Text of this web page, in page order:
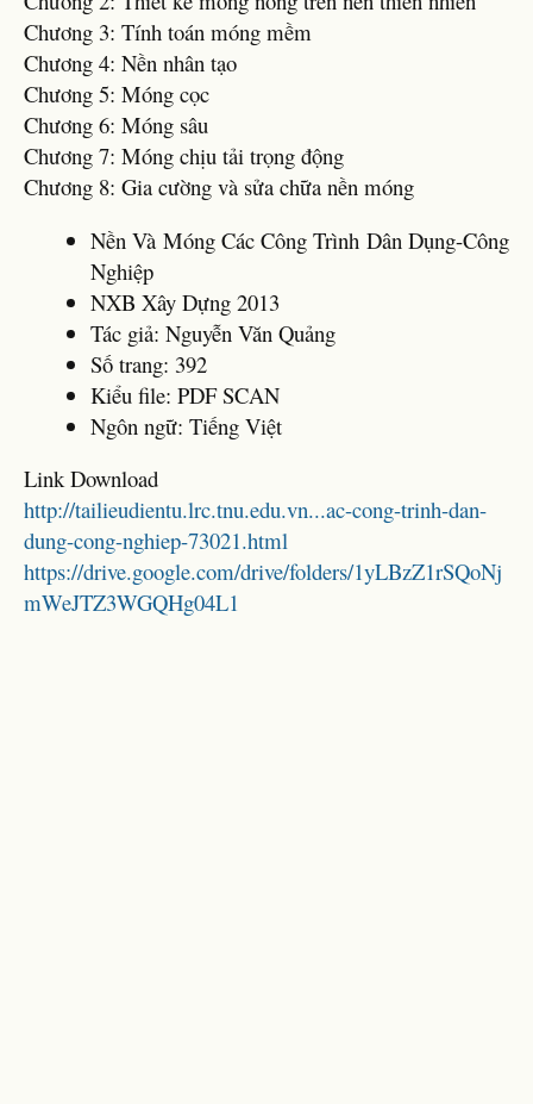
Chương 3: Tính toán móng mềm
Chương 4: Nền nhân tạo
Chương 5: Móng cọc
Chương 6: Móng sâu
Chương 7: Móng chịu tải trọng động
Chương 8: Gia cường và sửa chữa nền móng
Nền Và Móng Các Công Trình Dân Dụng-Công
Nghiệp
NXB Xây Dựng 2013
Tác giả: Nguyễn Văn Quảng
Số trang: 392
Kiểu file: PDF SCAN
Ngôn ngữ: Tiếng Việt
Link Download
http://tailieudientu.lrc.tnu.edu.vn...ac-cong-trinh-dan-
dung-cong-nghiep-73021.html
https://drive.google.com/drive/folders/1yLBzZ1rSQoNj
mWeJTZ3WGQHg04L1